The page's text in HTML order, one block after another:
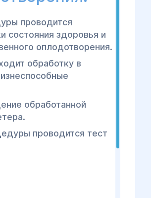
проводится
состояния здоровья и
оплодотворения.
обработку в
обработанной
проводится тест